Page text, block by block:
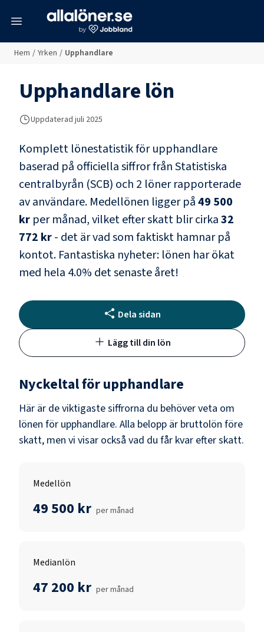
Hem / Yrken / Upphandlare
Upphandlarelön
Uppdaterad juli 2025
Komplett lönestatistik förupphandlare
baserad på officiella siffror från Statistiska
centralbyrån (SCB) och 2 löner rapporterade
av användare. Medellönen ligger på49 500
kr per månad, vilket efter skatt blir cirka32
772 kr- det är vad som faktiskt hamnar på
kontot. Fantastiska nyheter: lönen har ökat
med hela 4.0% det senaste året!
Dela sidan
Lägg till din lön
Nyckeltal förupphandlare
Här är de viktigaste siffrorna du behöver veta om
lönen för upphandlare. Alla belopp är bruttolön före
skatt, men vi visar också vad du får kvar efter skatt.
Medellön
49 500 kr per månad
Medianlön
47 200 kr per månad